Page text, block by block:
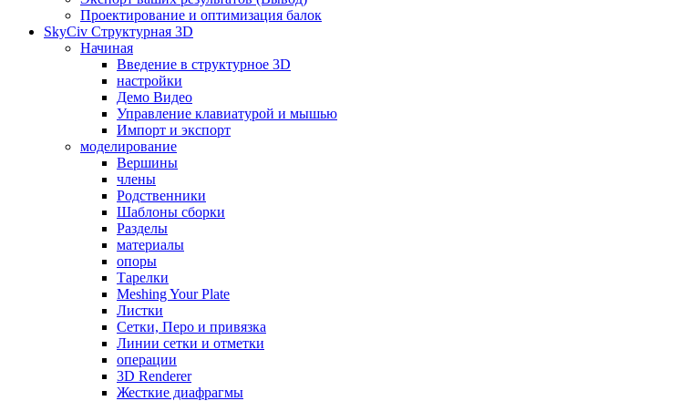
Проектирование и оптимизация балок
SkyCiv Структурная 3D
Начиная
Введение в структурное 3D
настройки
Демо Видео
Управление клавиатурой и мышью
Импорт и экспорт
моделирование
Вершины
члены
Родственники
Шаблоны сборки
Разделы
материалы
опоры
Тарелки
Meshing Your Plate
Листки
Сетки, Перо и привязка
Линии сетки и отметки
операции
3D Renderer
Жесткие диафрагмы